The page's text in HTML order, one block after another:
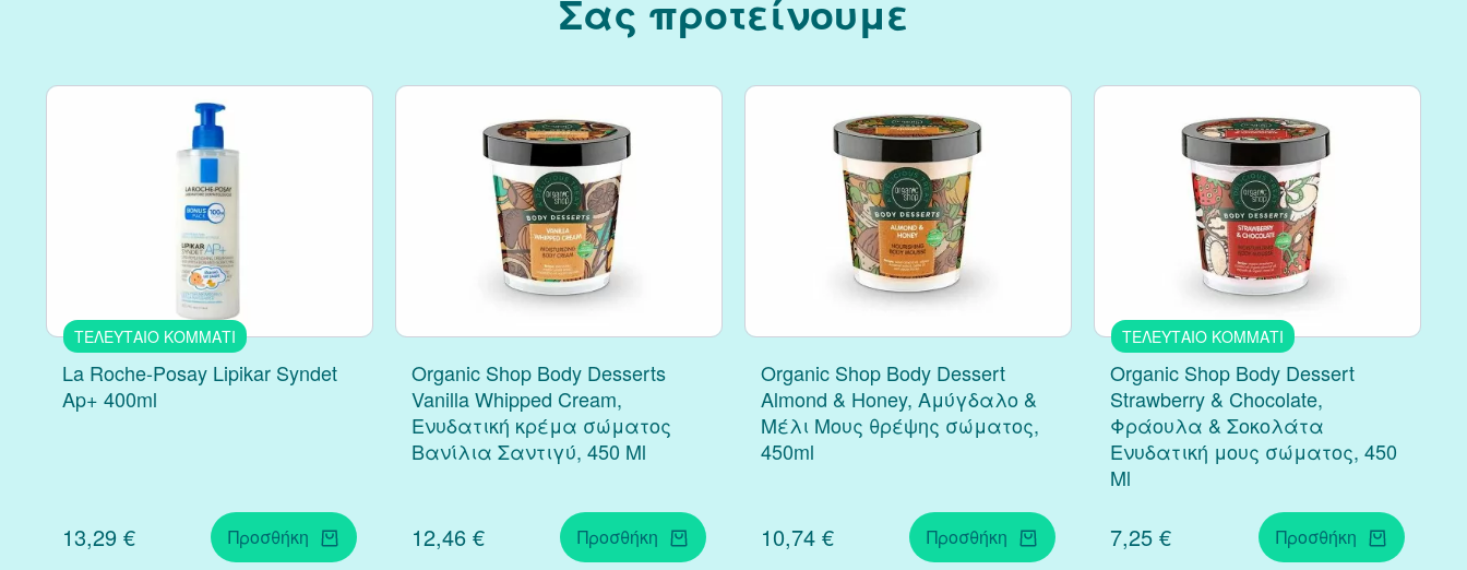
Σας προτείνουμε
ΤΕΛΕΥΤΑΙΟ ΚΟΜΜΑΤΙ
La Roche-Posay Lipikar Syndet
Ap+ 400ml
13,29 € Προσθήκη
Organic Shop Body Desserts
Vanilla Whipped Cream,
Ενυδατική κρέμα σώματος
Βανίλια Σαντιγύ, 450 Ml
12,46 € Προσθήκη
Organic Shop Body Dessert
Almond & Honey, Αμύγδαλο &
Μέλι Μους θρέψης σώματος,
450ml
10,74 € Προσθήκη
ΤΕΛΕΥΤΑΙΟ ΚΟΜΜΑΤΙ
Organic Shop Body Dessert
Strawberry & Chocolate,
Φράουλα & Σοκολάτα
Ενυδατική μους σώματος, 450
Ml
7,25 € Προσθήκη